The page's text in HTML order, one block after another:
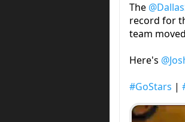
The
record for
team
Here's
#GoStars |